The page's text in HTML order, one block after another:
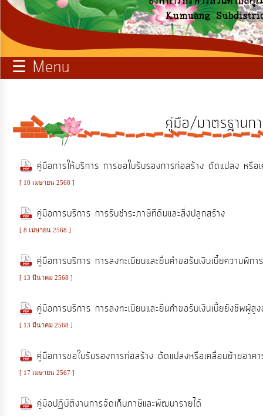
บริการ
ข้อมูล
ท้อง
ถิ่น
เรา
การ
จัดการ
ความ
รู้
ดำเนิน
งาน
การ
ให้
☰ Menu
คู่มือ/มาตรฐานก
คู่มือการให้บริการ การขอใบรับรองการก่อสร้าง ดัดแปลง หรือ
[ 10 เมษายน 2568 ]
คู่มือการบริการ การรับชำระภาษีที่ดินและสิ่งปลูกสร้าง
[ 8 เมษายน 2568 ]
คู่มือการบริการ การลงทะเบียนและยื่นคำขอรับเงินเบี้ยความพิการ
[ 13 มีนาคม 2568 ]
คู่มือการบริการ การลงทะเบียนและยื่นคำขอรับเงินเบี้ยยังชีพผู้สู
[ 13 มีนาคม 2568 ]
คู่มือการขอใบรับรองการก่อสร้าง ดัดแปลงหรือเคลื่อนย้ายอาค
[ 17 เมษายน 2567 ]
คู่มือปฏิบัติงานการจัดเก็บภาษีและพัฒนารายได้